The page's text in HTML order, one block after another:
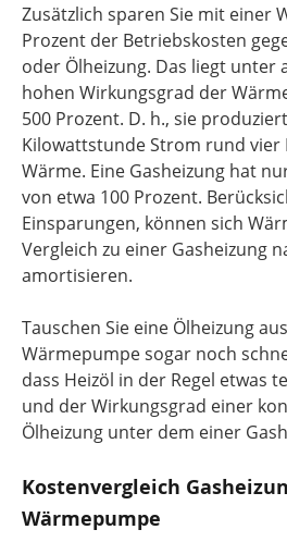
Zusätzlich sparen Sie mit einer
Prozent der Betriebskosten
oder Ölheizung. Das liegt unter
hohen Wirkungsgrad der
500 Prozent. D. h., sie
Kilowattstunde Strom rund
Wärme. Eine Gasheizung hat
von etwa 100 Prozent.
Einsparungen, können sich
Vergleich zu einer Gasheizung
amortisieren.
Tauschen Sie eine Ölheizung
Wärmepumpe sogar noch
dass Heizöl in der Regel etwas
und der Wirkungsgrad einer
Ölheizung unter dem einer
Kostenvergleich
Wärmepumpe